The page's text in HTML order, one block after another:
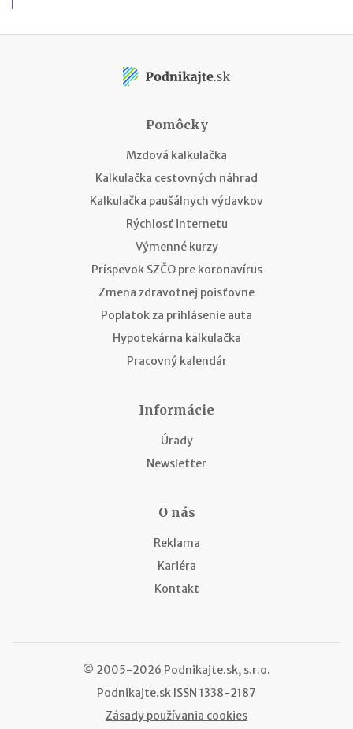
Pomôcky
Mzdová kalkulačka
Kalkulačka cestovných náhrad
Kalkulačka paušálnych výdavkov
Rýchlosť internetu
Výmenné kurzy
Príspevok SZČO pre koronavírus
Zmena zdravotnej poisťovne
Poplatok za prihlásenie auta
Hypotekárna kalkulačka
Pracovný kalendár
Informácie
Úrady
Newsletter
O nás
Reklama
Kariéra
Kontakt
© 2005-2026 Podnikajte.sk, s.r.o.
Podnikajte.sk ISSN 1338-2187
Zásady používania cookies